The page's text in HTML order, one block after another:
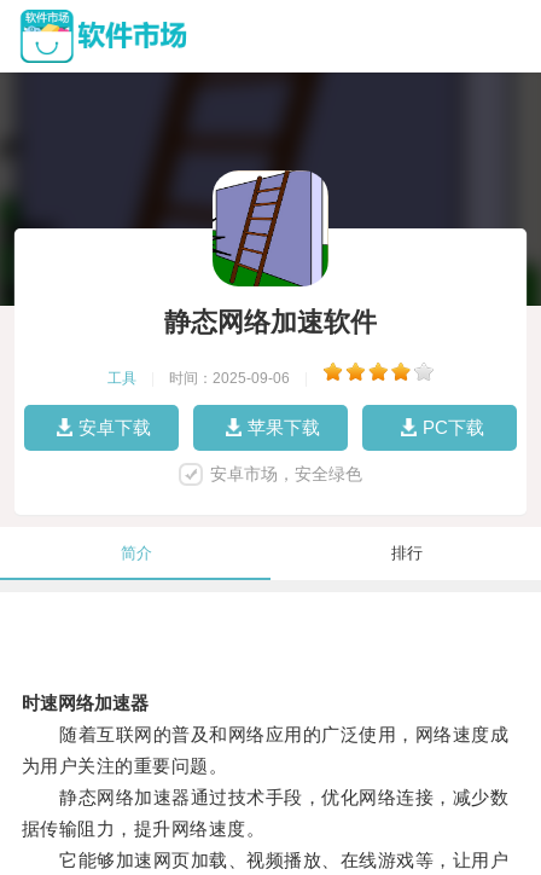
静态网络加速软件
工具 时间：2025-09-06
安卓下载 苹果下载 PC下载
安卓市场，安全绿色
简介 排行
时速网络加速器
随着互联网的普及和网络应用的广泛使用，网络速度成
为用户关注的重要问题。
静态网络加速器通过技术手段，优化网络连接，减少数
据传输阻力，提升网络速度。
它能够加速网页加载、视频播放、在线游戏等，让用户